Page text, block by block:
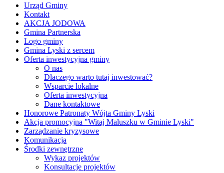
Urząd Gminy
Kontakt
AKCJA JODOWA
Gmina Partnerska
Logo gminy
Gmina Lyski z sercem
Oferta inwestycyjna gminy
O nas
Dlaczego warto tutaj inwestować?
Wsparcie lokalne
Oferta inwestycyjna
Dane kontaktowe
Honorowe Patronaty Wójta Gminy Lyski
Akcja promocyjna "Witaj Maluszku w Gminie Lyski"
Zarządzanie kryzysowe
Komunikacja
Środki zewnętrzne
Wykaz projektów
Konsultacje projektów